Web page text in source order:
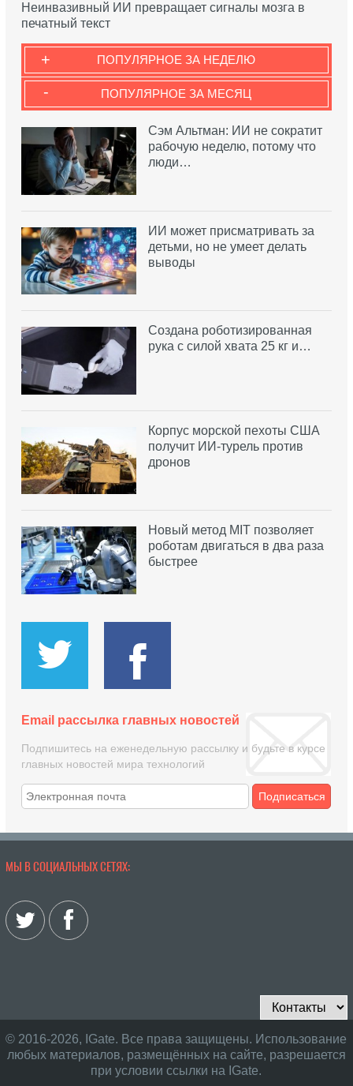
Неинвазивный ИИ превращает сигналы мозга в
печатный текст
ПОПУЛЯРНОЕ ЗА НЕДЕЛЮ
+
ПОПУЛЯРНОЕ ЗА МЕСЯЦ
-
Сэм Альтман: ИИ не сократит
рабочую неделю, потому что
люди…
ИИ может присматривать за
детьми, но не умеет делать
выводы
Создана роботизированная
рука с силой хвата 25 кг и…
Корпус морской пехоты США
получит ИИ-турель против
дронов
Новый метод MIT позволяет
роботам двигаться в два раза
быстрее
Email рассылка главных новостей
Подпишитесь на еженедельную рассылку и будьте в курсе
главных новостей мира технологий
Подписаться
МЫ В СОЦИАЛЬНЫХ СЕТЯХ:
© 2016-2026, IGate. Все права защищены. Использование
любых материалов, размещённых на сайте, разрешается
при условии ссылки на IGate.